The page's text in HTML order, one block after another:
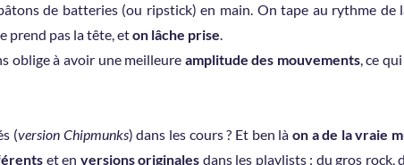
de batteries (ou ripstick) en main. On tape au rythme de
prend pas la tête, eton lâche prise.
oblige à avoir une meilleure amplitude des mouvements, ce
(version Chipmunks) dans les cours ? Et ben là on a de la vraie
et en versions originales dans les playlists : du gros rock,